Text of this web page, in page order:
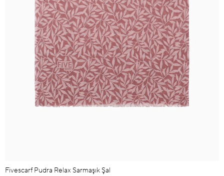
Fivescarf Pudra Relax Sarmaşık Şal